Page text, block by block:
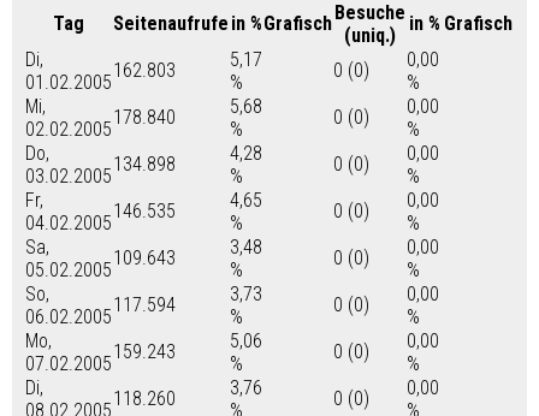
Tag Seitenaufrufe in %GrafischBesuche
(uniq.)
in % Grafisch
Di,
01.02.2005
162.803
5,17
%
0 (0)
0,00
%
Mi,
02.02.2005
178.840
5,68
%
0 (0)
0,00
%
Do,
03.02.2005
134.898
4,28
%
0 (0)
0,00
%
Fr,
04.02.2005
146.535
4,65
%
0 (0)
0,00
%
Sa,
05.02.2005
109.643
3,48
%
0 (0)
0,00
%
So,
06.02.2005
117.594
3,73
%
0 (0)
0,00
%
Mo,
07.02.2005
159.243
5,06
%
0 (0)
0,00
%
Di,
08.02.2005
118.260
3,76
%
0 (0)
0,00
%